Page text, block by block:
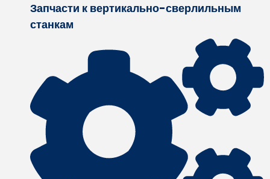
Запчасти к вертикально-сверлильным
станкам